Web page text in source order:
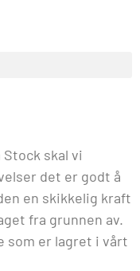
skal vi
det er godt å
en skikkelig kraft
fra grunnen av.
som er lagret i vårt